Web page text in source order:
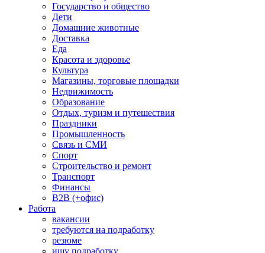
Государство и общество
Дети
Домашние животные
Доставка
Еда
Красота и здоровье
Культура
Магазины, торговые площадки
Недвижимость
Образование
Отдых, туризм и путешествия
Праздники
Промышленность
Связь и СМИ
Спорт
Строительство и ремонт
Транспорт
Финансы
B2B (+офис)
Работа
вакансии
требуются на подработку
резюме
ищу подработку